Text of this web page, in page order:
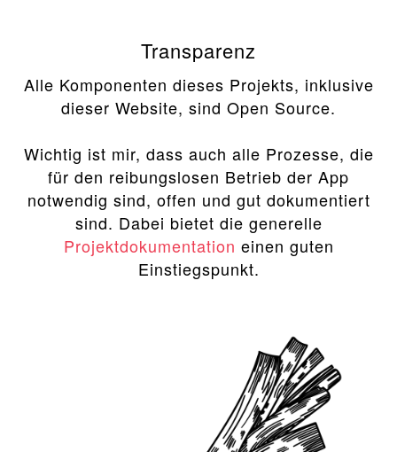
Transparenz
Alle Komponenten dieses Projekts, inklusive
dieser Website, sind Open Source.
Wichtig ist mir, dass auch alle Prozesse, die
für den reibungslosen Betrieb der App
notwendig sind, offen und gut dokumentiert
sind. Dabei bietet die generelle
Projektdokumentation einen guten
Einstiegspunkt.